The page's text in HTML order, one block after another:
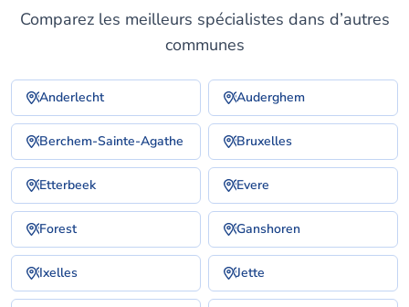
Comparez les meilleurs spécialistes dans d’autres
communes
Anderlecht Auderghem
Berchem-Sainte-Agathe Bruxelles
Etterbeek Evere
Forest Ganshoren
Ixelles Jette